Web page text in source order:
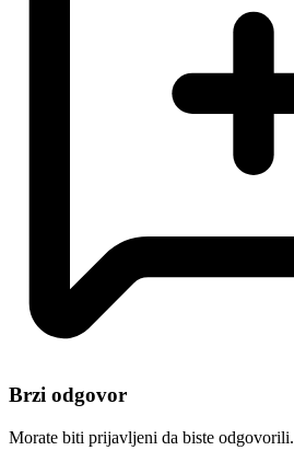
Brzi odgovor
Morate biti prijavljeni da biste odgovorili.